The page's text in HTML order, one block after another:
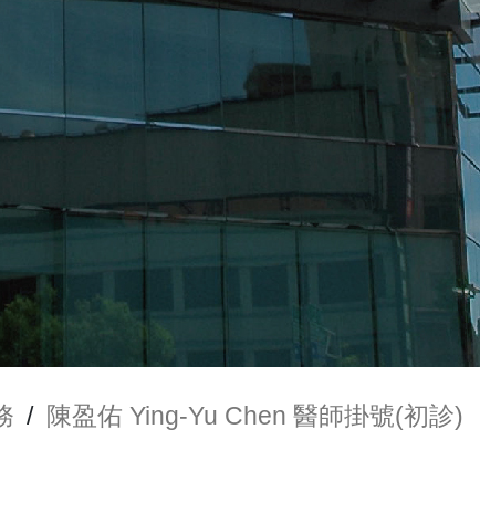
/ 陳盈佑 Ying-Yu Chen 醫師掛號(初診)